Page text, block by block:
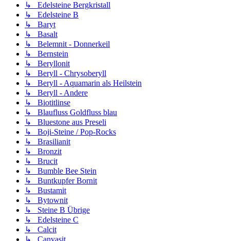
↳ Edelsteine Bergkristall
↳ Edelsteine B
↳ Baryt
↳ Basalt
↳ Belemnit - Donnerkeil
↳ Bernstein
↳ Beryllonit
↳ Beryll - Chrysoberyll
↳ Beryll - Aquamarin als Heilstein
↳ Beryll - Andere
↳ Biotitlinse
↳ Blaufluss Goldfluss blau
↳ Bluestone aus Preseli
↳ Boji-Steine / Pop-Rocks
↳ Brasilianit
↳ Bronzit
↳ Brucit
↳ Bumble Bee Stein
↳ Buntkupfer Bornit
↳ Bustamit
↳ Bytownit
↳ Steine B Übrige
↳ Edelsteine C
↳ Calcit
↳ Canvasit